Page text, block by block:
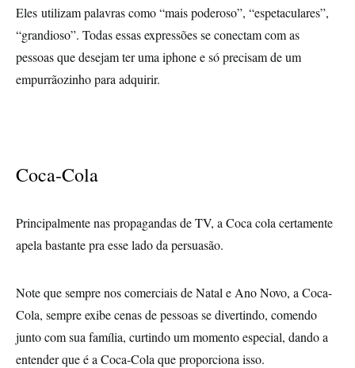
Eles utilizam palavras como “mais poderoso”, “espetaculares”,
“grandioso”. Todas essas expressões se conectam com as
pessoas que desejam ter uma iphone e só precisam de um
empurrãozinho para adquirir.
Coca-Cola
Principalmente nas propagandas de TV, a Coca cola certamente
apela bastante pra esse lado da persuasão.
Note que sempre nos comerciais de Natal e Ano Novo, a Coca-
Cola, sempre exibe cenas de pessoas se divertindo, comendo
junto com sua família, curtindo um momento especial, dando a
entender que é a Coca-Cola que proporciona isso.